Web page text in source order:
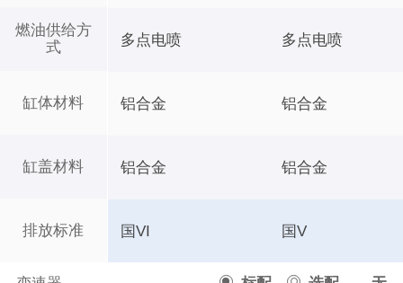
燃油供给方
式
缸体材料
缸盖材料
排放标准
多点电喷 多点电喷
铝合金 铝合金
铝合金 铝合金
国VI 国V